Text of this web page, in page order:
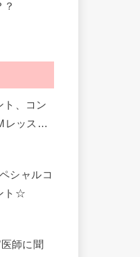
ト、コン
レッスン
シャルコ
ト☆
師に聞